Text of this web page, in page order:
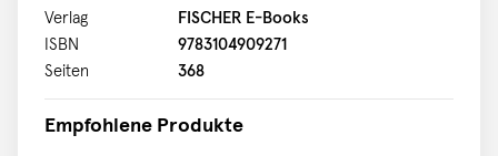
Und dazu absolut sicher. Hendrik und Linda sind
begeistert, als sie einziehen. So haben sie sich ihr
gemeinsames Zuhause immer vorgestellt. Aber dann
verschwindet Linda eines Nachts. Es gibt keine Nachricht,
keinen Hinweis, nicht die geringste Spur. Die Polizei ist
Verlag
FISCHER E-Books
ISBN
9783104909271
Seiten
368
Empfohlene Produkte